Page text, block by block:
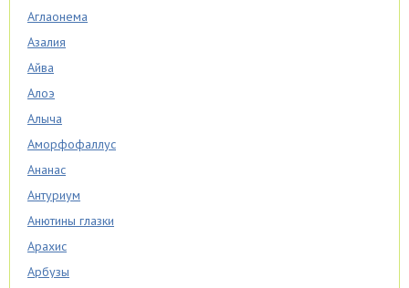
Аглаонема
Азалия
Айва
Алоэ
Алыча
Аморфофаллус
Ананас
Антуриум
Анютины глазки
Арахис
Арбузы